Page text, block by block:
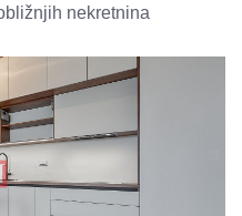
nekretnina